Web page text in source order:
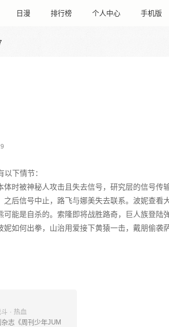
日漫 排行榜 个人中心 手机版
以下情节：
体时被神秘人攻击且失去信号，研究层的信号传
之后信号中止，路飞与娜美失去联系。波妮查看
可能是自杀的。索隆即将战胜路奇，巨人族登陆
妮如何出拳，山治用爱接下黄猿一击，戴朋偷袭
· 热血
志《周刊少年JUM